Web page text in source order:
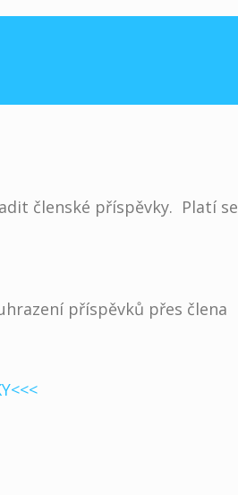
členské příspěvky. Platí se
příspěvků přes člena